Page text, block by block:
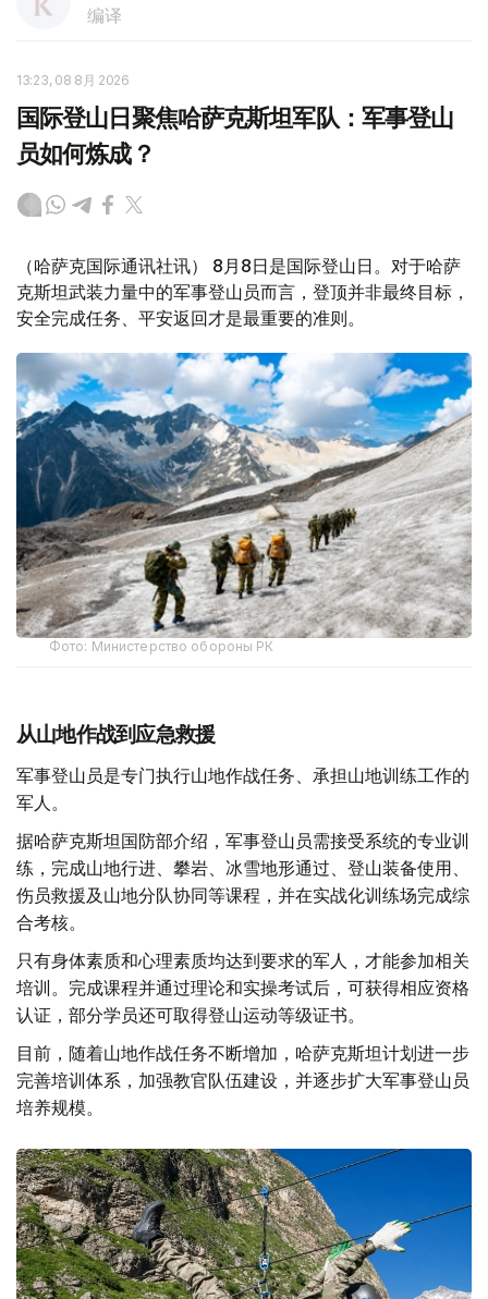
编译
13:23, 08 8月 2026
国际登山日聚焦哈萨克斯坦军队：军事登山
员如何炼成？
（哈萨克国际通讯社讯） 8月8日是国际登山日。对于哈萨
克斯坦武装力量中的军事登山员而言，登顶并非最终目标，
安全完成任务、平安返回才是最重要的准则。
Фото: Министерство обороны РК
从山地作战到应急救援
军事登山员是专门执行山地作战任务、承担山地训练工作的
军人。
据哈萨克斯坦国防部介绍，军事登山员需接受系统的专业训
练，完成山地行进、攀岩、冰雪地形通过、登山装备使用、
伤员救援及山地分队协同等课程，并在实战化训练场完成综
合考核。
只有身体素质和心理素质均达到要求的军人，才能参加相关
培训。完成课程并通过理论和实操考试后，可获得相应资格
认证，部分学员还可取得登山运动等级证书。
目前，随着山地作战任务不断增加，哈萨克斯坦计划进一步
完善培训体系，加强教官队伍建设，并逐步扩大军事登山员
培养规模。